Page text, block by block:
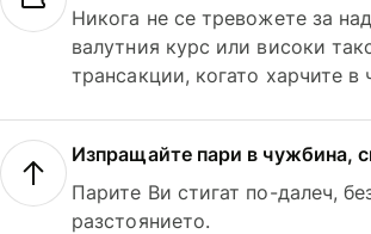
Никога не се тревожете за
валутния курс или високи
трансакции, когато харчите в
Изпращайте пари в чужбина,
Парите Ви стигат по-далеч,
разстоянието.